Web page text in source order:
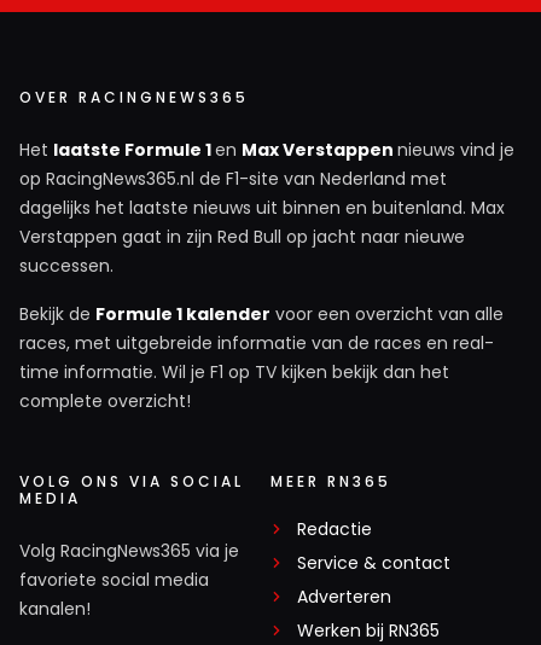
OVER RACINGNEWS365
Het laatste Formule 1en Max Verstappen nieuws vind je
op RacingNews365.nl de F1-site van Nederland met
dagelijks het laatste nieuws uit binnen en buitenland. Max
Verstappen gaat in zijn Red Bull op jacht naar nieuwe
successen.
Bekijk de Formule 1 kalender voor een overzicht van alle
races, met uitgebreide informatie van de races en real-
time informatie. Wil je F1 op TV kijken bekijk dan het
complete overzicht!
VOLG ONS VIA SOCIAL
MEDIA
Volg RacingNews365 via je
favoriete social media
kanalen!
MEER RN365
Redactie
Service & contact
Adverteren
Werken bij RN365